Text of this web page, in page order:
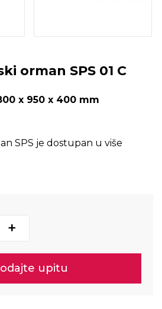
orman SPS 01 C
x 950 x 400 mm
SPS je dostupan u više
+
upitu